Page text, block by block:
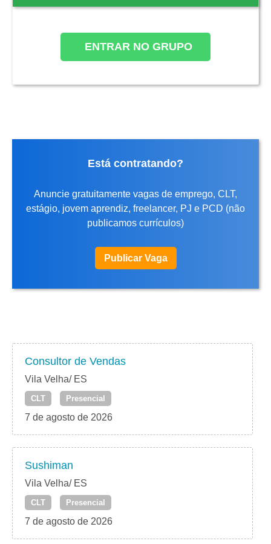
ENTRAR NO GRUPO
Está contratando?
Anuncie gratuitamente vagas de emprego, CLT,
estágio, jovem aprendiz, freelancer, PJ e PCD (não
publicamos currículos)
Publicar Vaga
Consultor de Vendas
Vila Velha/ ES
CLT Presencial
7 de agosto de 2026
Sushiman
Vila Velha/ ES
CLT Presencial
7 de agosto de 2026